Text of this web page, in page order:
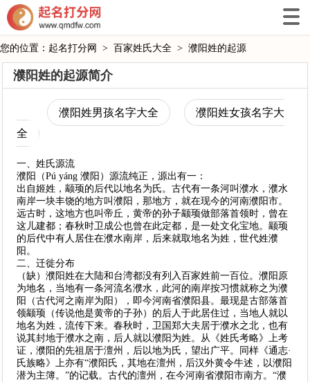
您的位置： 起名打分网 > 百家姓氏大全 > 濮阳姓的起源
濮阳姓的起源简介
濮阳姓男孩名字大全
濮阳姓女孩名字大
全
一、姓氏源流
濮阳（Pú yáng 濮阳）源流纯正，源出有一：
出自姬姓，颛顼的后代以地名为氏。古代有一条河叫濮水，濮水
南岸一块丰饶的地方叫濮阳，那地方，就在现今的河南濮阳市。
远古时，这地方也叫帝丘，黄帝的孙子颛顼做部落首领时，曾在
这儿建都；春秋时卫成公也曾在此定都，是一处文化宝地。颛顼
的后代中有人居住在濮水南岸，后来就取地名为姓，世代姓濮
阳。
二、迁徙分布
（缺）濮阳姓在大陆和台湾都没有列入百家姓前一百位。濮阳原
为地名，当地有一条河流名濮水，此河的南岸按习惯就称之为濮
阳（古代河之南岸为阳），即今河南省濮阳县。最现是古部落首
领颛顼（传说他是黄帝的子孙）的后人于此居住过，当地人就以
地名为姓，流传下来。春秋时，卫国郑大夫居于濮水之北，也有
说其封地于濮水之南，后人就以濮阳为姓。从《姓氏考略》上考
证，濮阳的先祖居于澶州，后以地为氏，望出广平。同样《通志·
氏族略》上亦有“濮阳氏，其地在澶州，后汉外黄令牛述，以濮阳
潜为主簿。”的记载。古代的澶州，在今河南省濮阳市南方。“濮